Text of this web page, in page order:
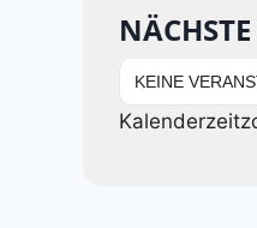
KEINE